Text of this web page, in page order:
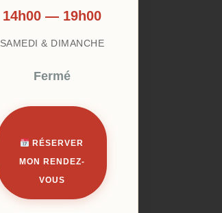
14h00 — 19h00
SAMEDI & DIMANCHE
Fermé
RÉSERVER
MON RENDEZ-
VOUS